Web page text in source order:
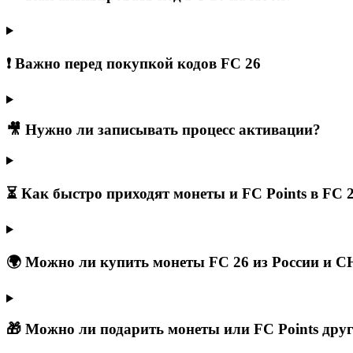
❗ Важно перед покупкой кодов FC 26
🎥 Нужно ли записывать процесс активации?
⏳ Как быстро приходят монеты и FC Points в FC
🌍 Можно ли купить монеты FC 26 из России и
🎁 Можно ли подарить монеты или FC Points